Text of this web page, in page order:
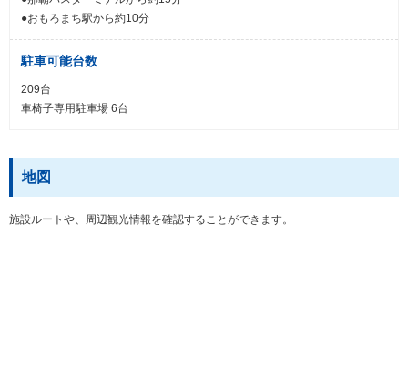
●おもろまち駅から約10分
駐車可能台数
209台
車椅子専用駐車場 6台
地図
施設ルートや、周辺観光情報を確認することができます。